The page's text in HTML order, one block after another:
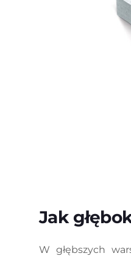
Jak
W głębszych